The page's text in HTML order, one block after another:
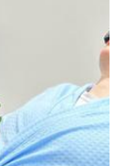
सहायता, फील्ड